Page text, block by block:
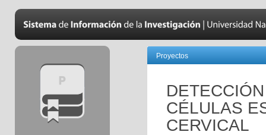
Proyectos
CÉLULAS
CERVICAL